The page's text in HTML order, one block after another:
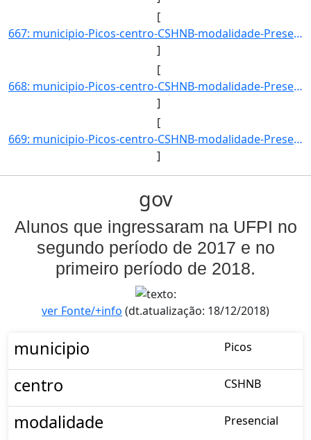
[
667: municipio-Picos-centro-CSHNB-modalidade-Presencial-convenio--selecao-SISU_COTA-cota-AA-4-sexo-F-uf-B]
]
[
668: municipio-Picos-centro-CSHNB-modalidade-Presencial-convenio--selecao-SISU_COTA-cota-AA-4-sexo-M-uf-B]
]
[
669: municipio-Picos-centro-CSHNB-modalidade-Presencial-convenio--selecao-SISU_COTA-cota-AA-2-sexo-M-uf-C]
]
gov
Alunos que ingressaram na UFPI no
segundo período de 2017 e no
primeiro período de 2018.
ver Fonte/+info (dt.atualização: 18/12/2018)
municipio Picos
centro CSHNB
modalidade Presencial